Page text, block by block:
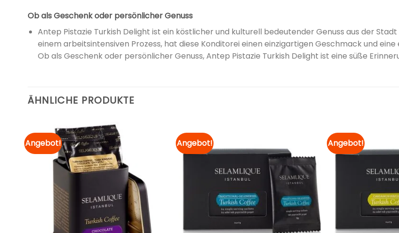
Ob als Geschenk oder persönlicher Genuss
Antep Pistazie Turkish Delight ist ein köstlicher und kulturell bedeutender Genuss aus der
einem arbeitsintensiven Prozess, hat diese Konditorei einen einzigartigen Geschmack und
Ob als Geschenk oder persönlicher Genuss, Antep Pistazie Turkish Delight ist eine süße
ÄHNLICHE PRODUKTE
Angebot! Angebot!
Zur
Merkliste
hinzufügen
Angebot!